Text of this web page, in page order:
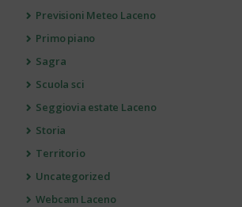
Previsioni Meteo Laceno
Primo piano
Sagra
Scuola sci
Seggiovia estate Laceno
Storia
Territorio
Uncategorized
Webcam Laceno